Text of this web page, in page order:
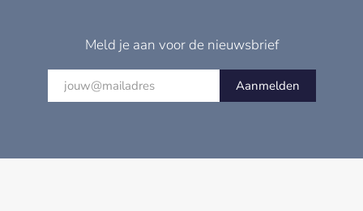
Meld je aan voor de nieuwsbrief
Aanmelden